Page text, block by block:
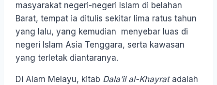
masyarakat negeri-negeri Islam di belahan
Barat, tempat ia ditulis sekitar lima ratus tahun
yang lalu, yang kemudian menyebar luas di
negeri Islam Asia Tenggara, serta kawasan
yang terletak diantaranya.
Di Alam Melayu, kitab Dala’il al-Khayratadalah